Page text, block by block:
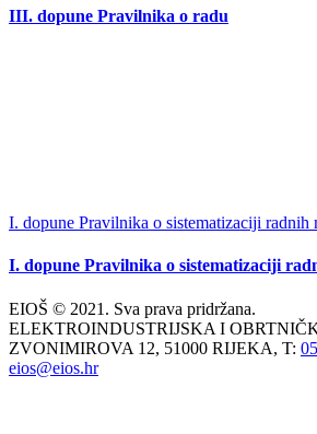
III. dopune Pravilnika o radu
I. dopune Pravilnika o sistematizaciji radnih
I. dopune Pravilnika o sistematizaciji
EIOŠ © 2021. Sva prava pridržana.
ELEKTROINDUSTRIJSKA I
ZVONIMIROVA 12, 51000 RIJEKA, T:
eios@eios.hr